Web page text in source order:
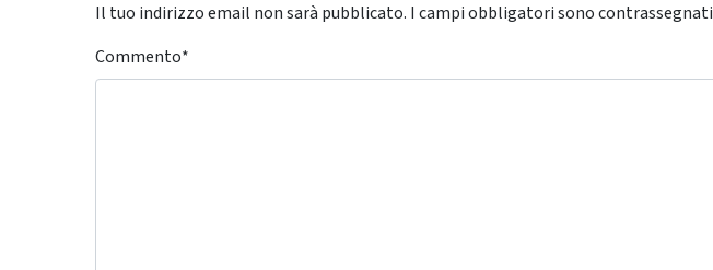
Il tuo indirizzo email non sarà pubblicato. I campi obbligatori sono contrassegnati
Commento*